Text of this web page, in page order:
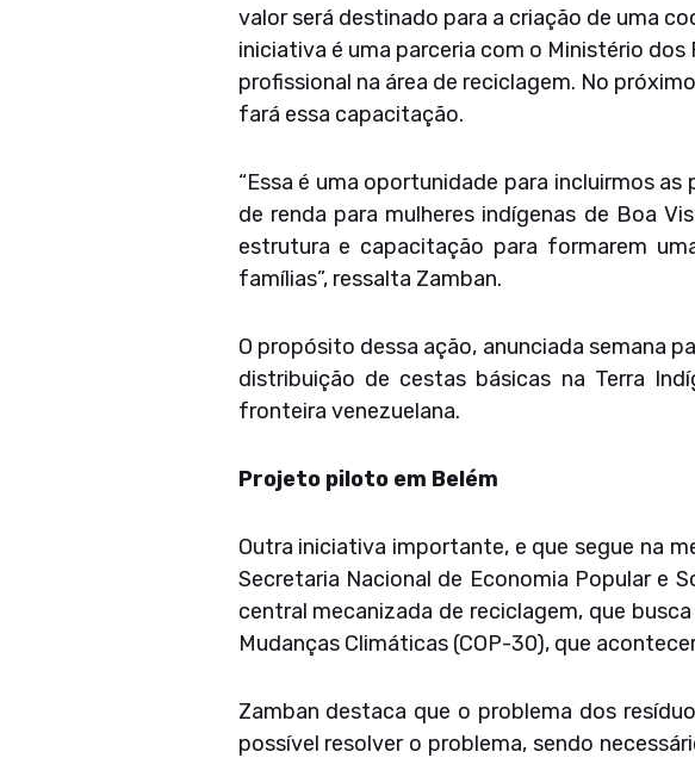
valor será destinado para a criação de uma
iniciativa é uma parceria com o Ministério
profissional na área de reciclagem. No
fará essa capacitação.
“Essa é uma oportunidade para incluirmos
de renda para mulheres indígenas de Boa
estrutura e capacitação para formarem
famílias”, ressalta Zamban.
O propósito dessa ação, anunciada semana
distribuição de cestas básicas na Terra
fronteira venezuelana.
Projeto piloto em Belém
Outra iniciativa importante, e que segue na
Secretaria Nacional de Economia Popular e
central mecanizada de reciclagem, que
Mudanças Climáticas (COP-30), que
Zamban destaca que o problema dos
possível resolver o problema, sendo